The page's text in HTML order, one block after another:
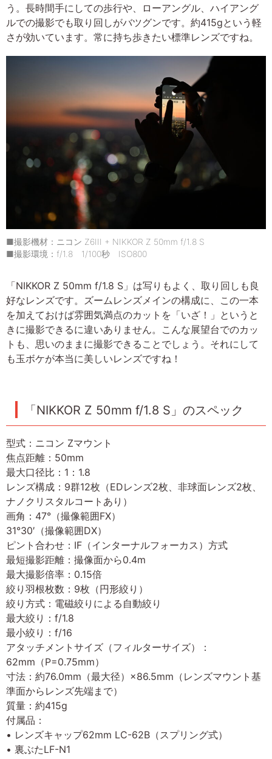
う。長時間手にしての歩行や、ローアングル、ハイアング
ルでの撮影でも取り回しがバツグンです。約415gという軽
さが効いています。常に持ち歩きたい標準レンズですね。
■撮影機材：ニコン Z6III + NIKKOR Z 50mm f/1.8 S
■撮影環境：f/1.8 1/100秒 ISO800
「NIKKOR Z 50mm f/1.8 S」は写りもよく、取り回しも良
好なレンズです。ズームレンズメインの構成に、この一本
を加えておけば雰囲気満点のカットを「いざ！」というと
きに撮影できるに違いありません。こんな展望台でのカッ
トも、思いのままに撮影できることでしょう。それにして
も玉ボケが本当に美しいレンズですね！
「NIKKOR Z 50mm f/1.8 S」のスペック
型式：ニコン Zマウント
焦点距離：50mm
最大口径比：1：1.8
レンズ構成：9群12枚（EDレンズ2枚、非球面レンズ2枚、
ナノクリスタルコートあり）
画角：47°（撮像範囲FX）
31°30′（撮像範囲DX）
ピント合わせ：IF（インターナルフォーカス）方式
最短撮影距離：撮像面から0.4m
最大撮影倍率：0.15倍
絞り羽根枚数：9枚（円形絞り）
絞り方式：電磁絞りによる自動絞り
最大絞り：f/1.8
最小絞り：f/16
アタッチメントサイズ（フィルターサイズ）：
62mm（P=0.75mm）
寸法：約76.0mm（最大径）×86.5mm（レンズマウント基
準面からレンズ先端まで）
質量：約415g
付属品：
• レンズキャップ62mm LC-62B（スプリング式）
• 裏ぶたLF-N1